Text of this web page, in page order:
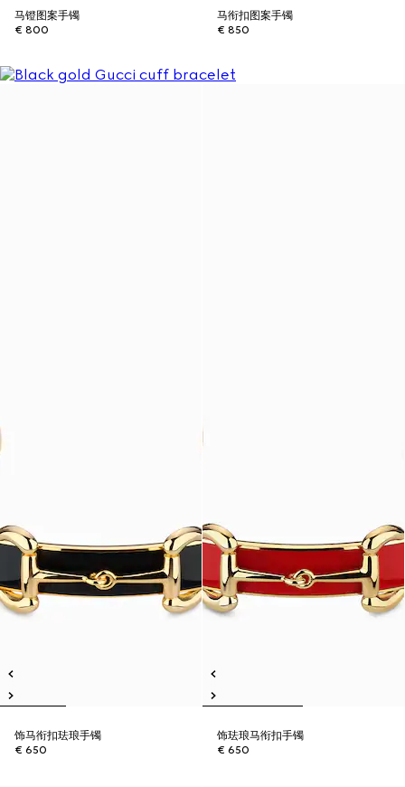
马镫图案手镯
€ 800
马衔扣图案手镯
€ 850
饰马衔扣珐琅手镯
€ 650
饰珐琅马衔扣手镯
€ 650